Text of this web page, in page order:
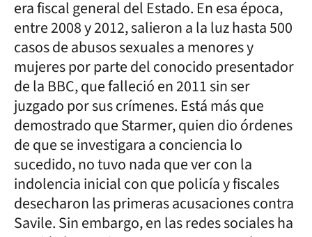
era fiscal general del Estado. En esa época,
entre 2008 y 2012, salieron a la luz hasta 500
casos de abusos sexuales a menores y
mujeres por parte del conocido presentador
de la BBC, que falleció en 2011 sin ser
juzgado por sus crímenes. Está más que
demostrado que Starmer, quien dio órdenes
de que se investigara a conciencia lo
sucedido, no tuvo nada que ver con la
indolencia inicial con que policía y fiscales
desecharon las primeras acusaciones contra
Savile. Sin embargo, en las redes sociales ha